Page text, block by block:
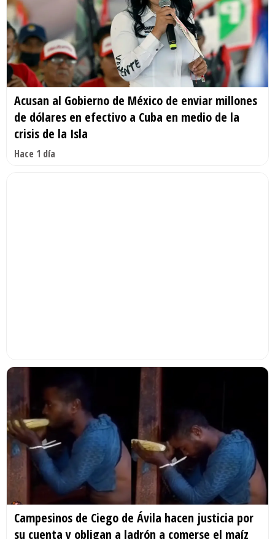
Acusan al Gobierno de México de enviar millones
de dólares en efectivo a Cuba en medio de la
crisis de la Isla
Hace 1 día
Campesinos de Ciego de Ávila hacen justicia por
su cuenta y obligan a ladrón a comerse el maíz